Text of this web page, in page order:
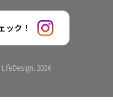
ック！
2026